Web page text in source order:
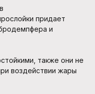
придает
и
также они не
воздействии жары